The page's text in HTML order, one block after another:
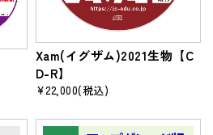
Xam(イグザム)2021生物【C
D-R】
¥22,000(税込)